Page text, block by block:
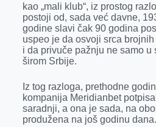
o
o
k
n
g
e
d
I
n
kao „mali klub“, iz prostog
postoji od, sada već davne,
godine slavi čak 90 godina
uspeo je da osvoji srca
i da privuče pažnju ne samo u
širom Srbije.
Iz tog razloga, prethodne
kompanija Meridianbet
saradnji, a ona je sada, na
produžena na još godinu dana.